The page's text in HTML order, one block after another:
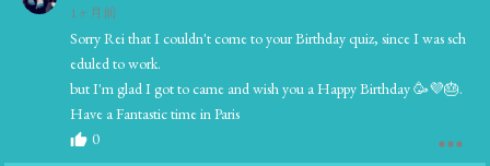
1ヶ月前
Sorry Rei that I couldn't come to your Birthday quiz, since I was sch
eduled to work.
but I'm glad I got to came and wish you a Happy Birthday 🥳💜🎂.
Have a Fantastic time in Paris
0